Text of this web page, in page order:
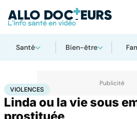
Santé Bien-être
AccueilSanté Violences
VIOLENCES
Linda ou la vie sous